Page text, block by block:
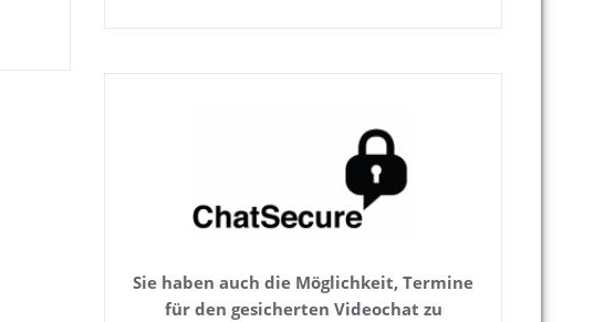
Sie haben auch die Möglichkeit, Termine
für den gesicherten Videochat zu